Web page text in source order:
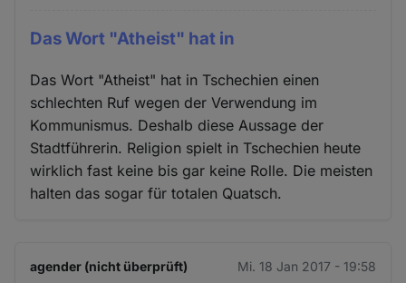
Das Wort "Atheist" hat in
Das Wort "Atheist" hat in Tschechien einen
schlechten Ruf wegen der Verwendung im
Kommunismus. Deshalb diese Aussage der
Stadtführerin. Religion spielt in Tschechien heute
wirklich fast keine bis gar keine Rolle. Die meisten
halten das sogar für totalen Quatsch.
agender (nicht überprüft) Mi. 18 Jan 2017 - 19:58